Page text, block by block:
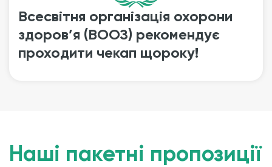
Всесвітня організація охорони
здоров’я (ВООЗ) рекомендує
проходити чекап щороку!
Наші пакетні пропозиції